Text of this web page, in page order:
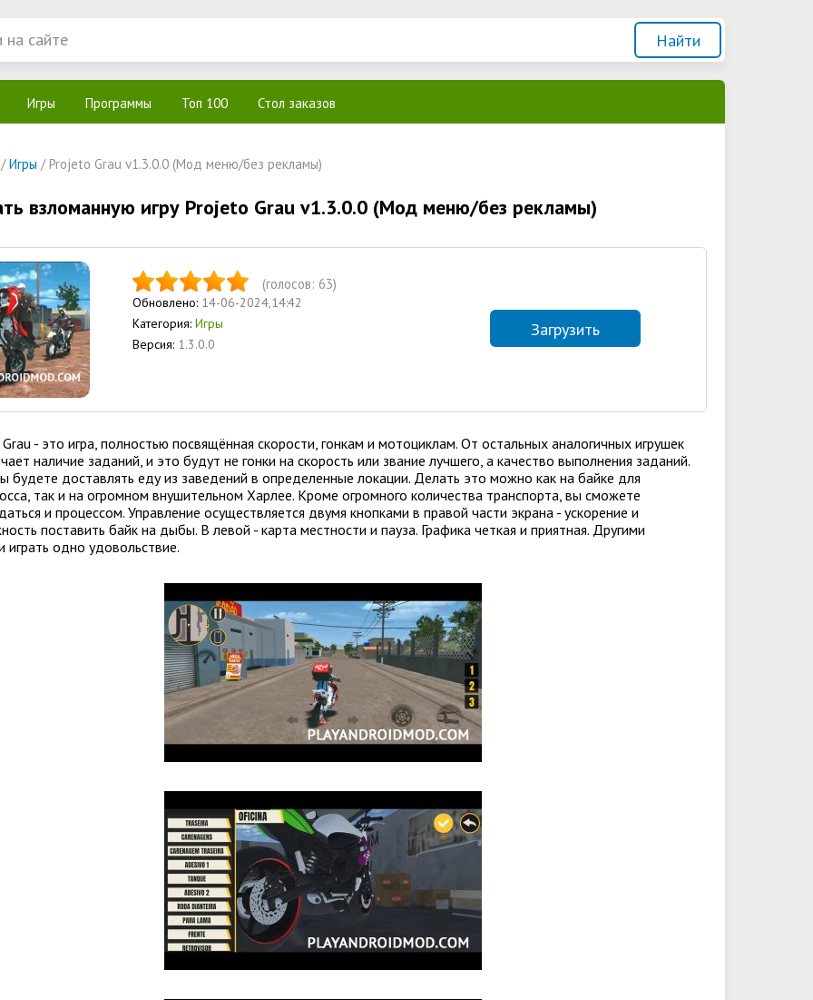
Игры Программы Топ 100 Стол заказов
/Игры / Projeto Grau v1.3.0.0 (Мод меню/без рекламы)
взломанную игру Projeto Grau v1.3.0.0 (Мод меню/без рекламы)
(голосов: 63)
Обновлено: 14-06-2024,14:42
Категория: Игры
Версия: 1.3.0.0
Загрузить
- это игра, полностью посвящённая скорости, гонкам и мотоциклам. От остальных аналогичных игрушек
наличие заданий, и это будут не гонки на скорость или звание лучшего, а качество выполнения заданий.
будете доставлять еду из заведений в определенные локации. Делать это можно как на байке для
так и на огромном внушительном Харлее. Кроме огромного количества транспорта, вы сможете
и процессом. Управление осуществляется двумя кнопками в правой части экрана - ускорение и
поставить байк на дыбы. В левой - карта местности и пауза. Графика четкая и приятная. Другими
играть одно удовольствие.